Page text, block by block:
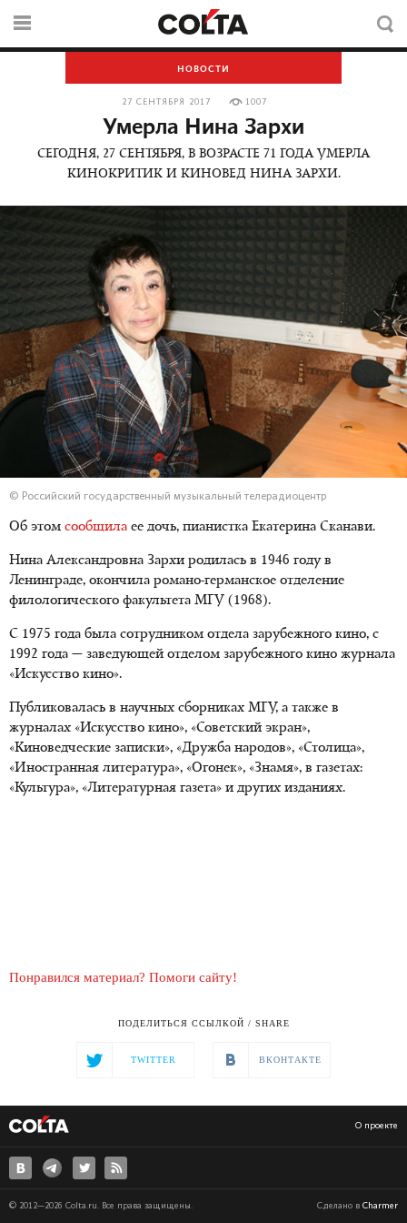
НОВОСТИ
27 СЕНТЯБРЯ 2017 1007
Умерла Нина Зархи
СЕГОДНЯ, 27 СЕНТЯБРЯ, В ВОЗРАСТЕ 71 ГОДА УМЕРЛА
КИНОКРИТИК И КИНОВЕД НИНА ЗАРХИ.
© Российский государственный музыкальный телерадиоцентр
Об этом сообщила ее дочь, пианистка Екатерина Сканави.
Нина Александровна Зархи родилась в 1946 году в
Ленинграде, окончила романо-германское отделение
филологического факультета МГУ (1968).
С 1975 года была сотрудником отдела зарубежного кино, с
1992 года — заведующей отделом зарубежного кино журнала
«Искусство кино».
Публиковалась в научных сборниках МГУ, а также в
журналах «Искусство кино», «Советский экран»,
«Киноведческие записки», «Дружба народов», «Столица»,
«Иностранная литература», «Огонек», «Знамя», в газетах:
«Культура», «Литературная газета» и других изданиях.
Понравился материал? Помоги сайту!
ПОДЕЛИТЬСЯ ССЫЛКОЙ / SHARE
TWITTER ВКОНТАКТЕ
О проекте
© 2012—2026 Colta.ru. Все права защищены. Сделано в Charmer